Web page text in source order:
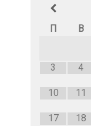
П В
3 4
10 11
17 18